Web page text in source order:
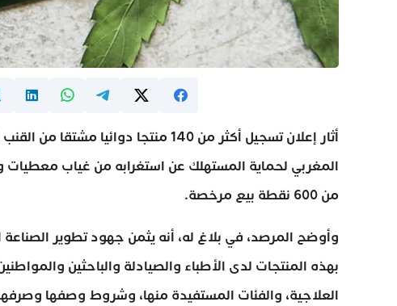
أثار إعلان تسجيل أكثر من 140 منتجا
المغربي لحماية المستهلك عن استغرابه من غياب معطيات
من 600 نقطة بيع مرخصة.
وأوضح المرصد، في بلاغ له، أنه يثمن جهود تطوير الصناعة
بهذه المنتجات لدى الأطباء والصيادلة والباحثين
العلاجية، والفئات المستفيدة منها، وشروط وصفها